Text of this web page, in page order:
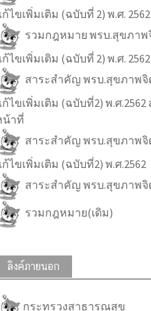
ไขเพิ่มเติม (ฉบับที่ 2) พ.ศ. 2562
รวมกฎหมาย พรบ.สุขภาพ
ไขเพิ่มเติม (ฉบับที่ 2) พ.ศ. 2562
สาระสำคัญ พรบ.สุขภาพจิ
ไขเพิ่มเติม (ฉบับที่2) พ.ศ
น้าที่
สาระสำคัญ พรบ.สุขภาพจิ
ไขเพิ่มเติม (ฉบับที่2) พ.ศ.2562
สาระสำคัญ พรบ.สุขภาพจิ
รวมกฎหมาย(เดิม)
ลิงค์ภายนอก
กระทรวงสาธารณสุข